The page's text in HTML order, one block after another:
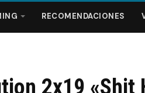
RECOMENDACIONES
2x19 «Shit